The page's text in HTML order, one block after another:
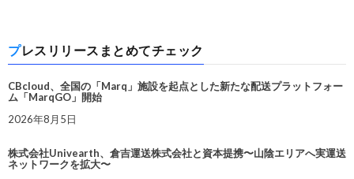
プレスリリースまとめてチェック
CBcloud、全国の「Marq」施設を起点とした新たな配送プラットフォー
ム「MarqGO」開始
2026年8月5日
株式会社Univearth、倉吉運送株式会社と資本提携〜山陰エリアへ実運送
ネットワークを拡大〜